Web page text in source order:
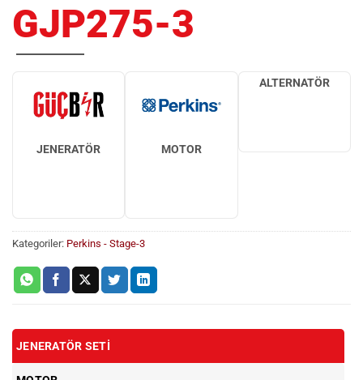
GJP275-3
JENERATÖR MOTOR
ALTERNATÖR
Kategoriler: Perkins - Stage-3
JENERATÖR SETI